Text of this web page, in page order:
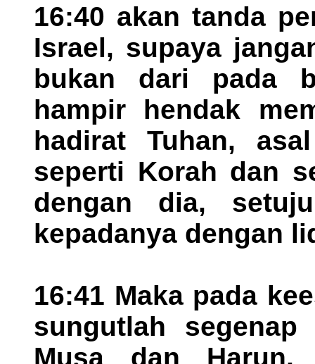
16:40 akan tanda
Israel, supaya
bukan dari pada
hampir hendak
hadirat Tuhan,
seperti Korah dan
dengan dia,
kepadanya dengan
16:41 Maka pada
sungutlah
Musa dan Harun,